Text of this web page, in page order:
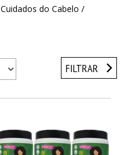
Cuidados do Cabelo /
FILTRAR